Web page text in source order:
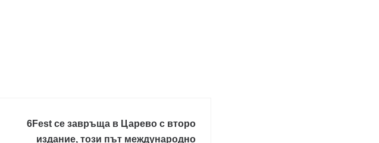
6Fest се завръща в Царево с второ
издание, този път международно